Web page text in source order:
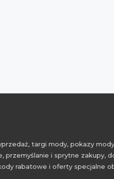
targi mody, pokazy
przemyślanie i sprytne
rabatowe i oferty specjalne